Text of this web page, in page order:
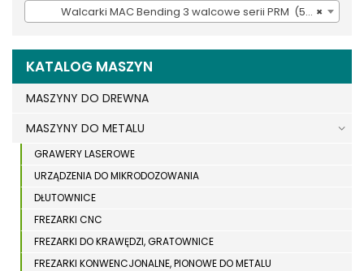
×
Walcarki MAC Bending 3 walcowe serii PRM (54)
KATALOG MASZYN
MASZYNY DO DREWNA
MASZYNY DO METALU
GRAWERY LASEROWE
URZĄDZENIA DO MIKRODOZOWANIA
DŁUTOWNICE
FREZARKI CNC
FREZARKI DO KRAWĘDZI, GRATOWNICE
FREZARKI KONWENCJONALNE, PIONOWE DO METALU